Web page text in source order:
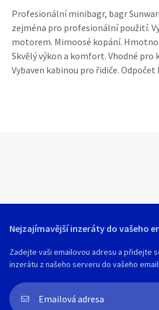
Profesionální minibagr, bagr
zejména pro profesionální použití.
motorem. Mimoosé kopání.
Skvělý výkon a komfort. Vhodné pro
Vybaven kabinou pro řidiče. Odpočet
Nejzajímavější inzeráty do vašeho
Zadejte vaši emailovou adresu a přidejte
inzerátu z našeho serveru do vašeho